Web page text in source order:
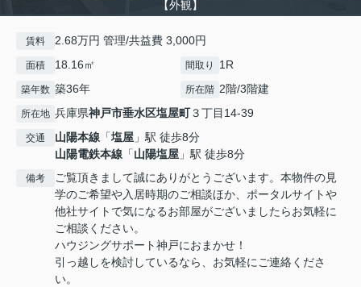
【外観】
賃料 2.68万円 管理/共益費 3,000円
面積 18.16㎡ 間取り 1R
築年数 築36年 所在階 2階/3階建
所在地 兵庫県神戸市垂水区塩屋町３丁目14-39
交通 山陽本線 「塩屋 」駅 徒歩8分
山陽電鉄本線 「山陽塩屋 」駅 徒歩8分
備考
ご覧頂きまして誠にありがとうございます。本物件の見
学のご希望や入居時期のご相談ほか、ポータルサイトや
他社サイトで気になるお部屋がございましたらお気軽に
ご相談ください。
ハウジングサポート神戸におまかせ！
引っ越しを検討しているなら、お気軽にご連絡くださ
い。